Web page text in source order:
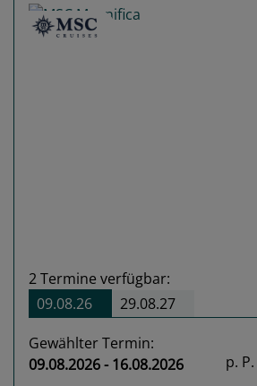
2Termine verfügbar:
09.08.26
29.08.27
Gewählter Termin:
09.08.2026 - 16.08.2026
p. P.